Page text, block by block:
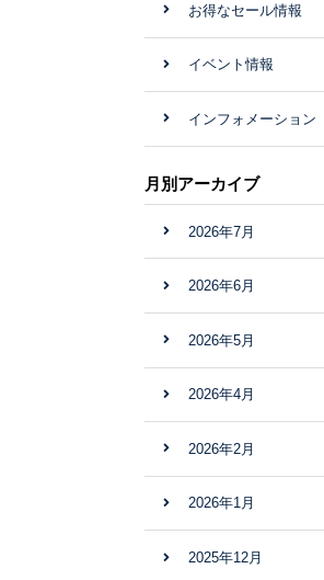
お得なセール情報
イベント情報
インフォメーション
月別アーカイブ
2026年7月
2026年6月
2026年5月
2026年4月
2026年2月
2026年1月
2025年12月